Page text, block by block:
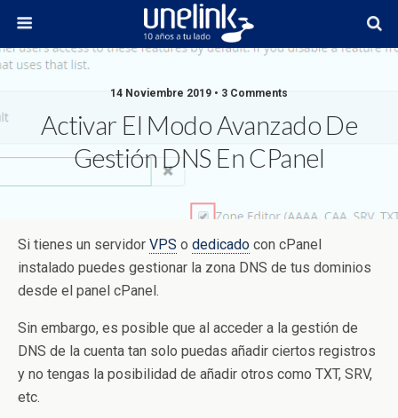
14 Noviembre 2019 • 3 Comments
Activar El Modo Avanzado De
Gestión DNS En CPanel
Si tienes un servidor VPS o dedicado con cPanel
instalado puedes gestionar la zona DNS de tus dominios
desde el panel cPanel.
Sin embargo, es posible que al acceder a la gestión de
DNS de la cuenta tan solo puedas añadir ciertos registros
y no tengas la posibilidad de añadir otros como TXT, SRV,
etc.